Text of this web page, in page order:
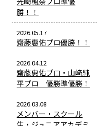
勝！！
2026.05.17
齋藤惠佑プロ優勝！！
2026.04.12
齋藤惠佑プロ・山﨑純
平プロ 優勝準優勝！
2026.03.08
メンバー・スクール